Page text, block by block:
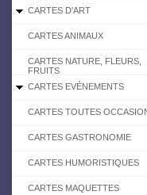
CARTES D'ART
CARTES ANIMAUX
CARTES NATURE, FLEURS,
FRUITS
CARTES EVÉNEMENTS
CARTES TOUTES
CARTES GASTRONOMIE
CARTES HUMORISTIQUES
CARTES MAQUETTES